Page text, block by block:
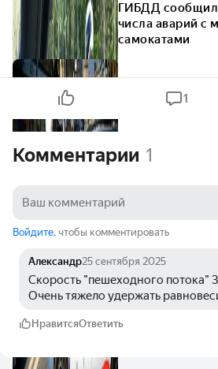
ГИБДД
числа аварий с
самокатами
1
Комментарии 1
Войдите, чтобы комментировать
Александр25 сентября 2025
Скорость "пешеходного потока"
Очень тяжело удержать
НравитсяОтветить